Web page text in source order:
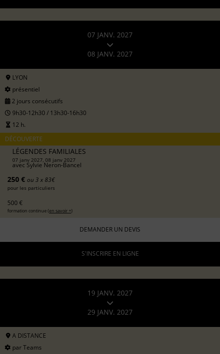
07 JANV. 2027
08 JANV. 2027
LYON
présentiel
2 jours consécutifs
9h30-12h30 / 13h30-16h30
12 h.
DÉCOUVERTE
LÉGENDES FAMILIALES
07 janv 2027, 08 janv 2027
avec Sylvie Neron-Bancel
250 € ou 3 x 83€
pour les particuliers
500 €
formation continue (en savoir +)
DEMANDER UN DEVIS
S'INSCRIRE EN LIGNE
19 JANV. 2027
29 JANV. 2027
A DISTANCE
par Teams